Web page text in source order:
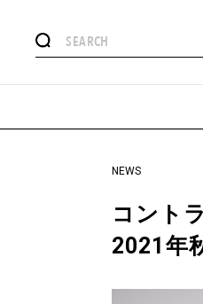
#
#GH 銘品の所以 #フイナ
#HANDSOME
NEWS
コント
2021年